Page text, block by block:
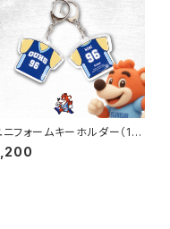
ニフォームキーホルダー（1s
大阪体育大学女子バスケ部